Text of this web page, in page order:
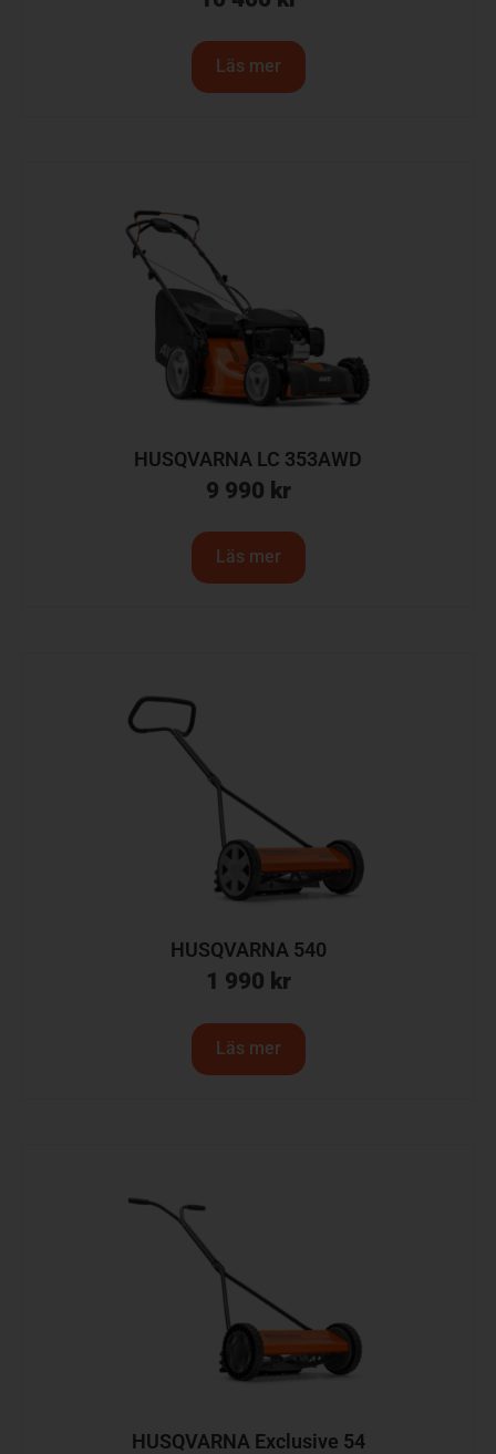
Läs mer
HUSQVARNA LC 353AWD
9 990 kr
Läs mer
HUSQVARNA 540
1 990 kr
Läs mer
HUSQVARNA Exclusive 54